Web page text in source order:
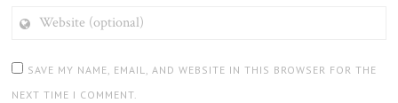
(OPTIONAL)
SAVE MY NAME, EMAIL, AND WEBSITE IN THIS BROWSER FOR THE
NEXT TIME I COMMENT.